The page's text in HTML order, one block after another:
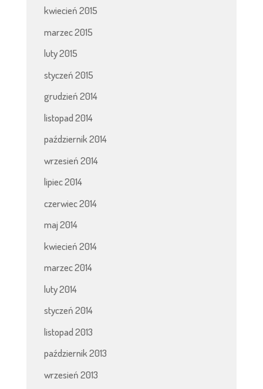
kwiecień 2015
marzec 2015
luty 2015
styczeń 2015
grudzień 2014
listopad 2014
październik 2014
wrzesień 2014
lipiec 2014
czerwiec 2014
maj 2014
kwiecień 2014
marzec 2014
luty 2014
styczeń 2014
listopad 2013
październik 2013
wrzesień 2013